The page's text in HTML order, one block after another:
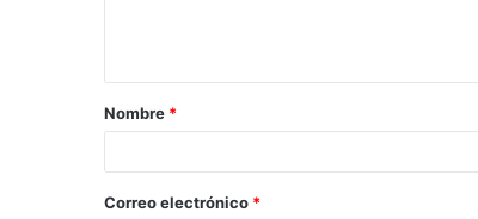
Nombre *
Correo electrónico *